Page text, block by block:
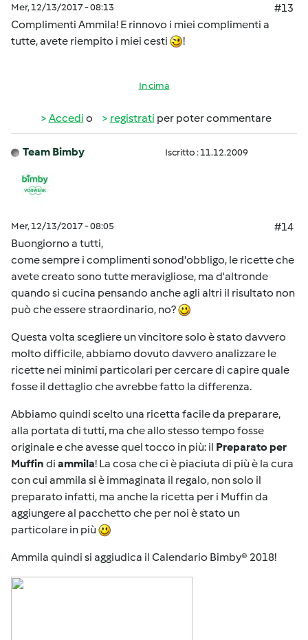
Mer, 12/13/2017 - 08:13
#13
Complimenti Ammila! E rinnovo i miei complimenti a
tutte, avete riempito i miei cesti
!
In cima
Accedi o registrati per poter commentare
Team Bimby Iscritto : 11.12.2009
Mer, 12/13/2017 - 08:05
#14
Buongiorno a tutti,
come sempre i complimenti sonod'obbligo, le ricette che
avete creato sono tutte meravigliose, ma d'altronde
quando si cucina pensando anche agli altri il risultato non
può che essere straordinario, no?
Questa volta scegliere un vincitore solo è stato davvero
molto difficile, abbiamo dovuto davvero analizzare le
ricette nei minimi particolari per cercare di capire quale
fosse il dettaglio che avrebbe fatto la differenza.
Abbiamo quindi scelto una ricetta facile da preparare,
alla portata di tutti, ma che allo stesso tempo fosse
originale e che avesse quel tocco in più: il Preparato per
Muffin di ammila! La cosa che ci è piaciuta di più è la cura
con cui ammila si è immaginata il regalo, non solo il
preparato infatti, ma anche la ricetta per i Muffin da
aggiungere al pacchetto che per noi è stato un
particolare in più
Ammila quindi si aggiudica il Calendario Bimby® 2018!